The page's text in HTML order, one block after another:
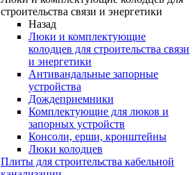
строительства связи и энергетики
Назад
Люки и комплектующие
колодцев для строительства связи
и энергетики
Антивандальные запорные
устройства
Дождеприемники
Комплектующие для люков и
запорных устройств
Консоли, ерши, кронштейны
Люки колодцев
Плиты для строительства кабельной